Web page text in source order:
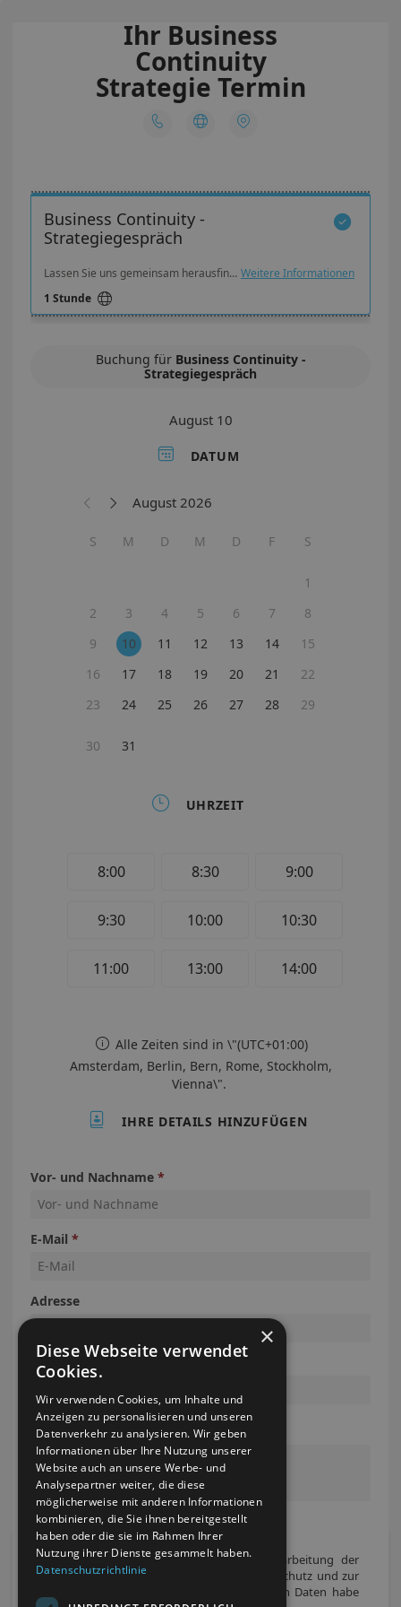
×
Diese Webseite verwendet
Cookies.
Wir verwenden Cookies, um Inhalte und
Anzeigen zu personalisieren und unseren
Datenverkehr zu analysieren. Wir geben
Informationen über Ihre Nutzung unserer
Website auch an unsere Werbe- und
Analysepartner weiter, die diese
möglicherweise mit anderen Informationen
kombinieren, die Sie ihnen bereitgestellt
haben oder die sie im Rahmen Ihrer
Nutzung ihrer Dienste gesammelt haben.
Datenschutzrichtlinie